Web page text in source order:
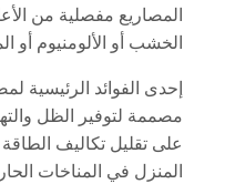
المصاريع مفصلية من
الخشب أو الألومنيوم أو
إحدى الفوائد الرئيسية
مصممة لتوفير الظل
على تقليل تكاليف
المنزل في المناخات